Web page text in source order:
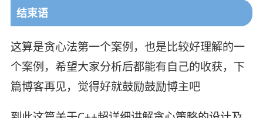
结束语
这算是贪心法第一个案例，也是比较好理解的一
个案例，希望大家分析后都能有自己的收获，下
篇博客再见，觉得好就鼓励鼓励博主吧